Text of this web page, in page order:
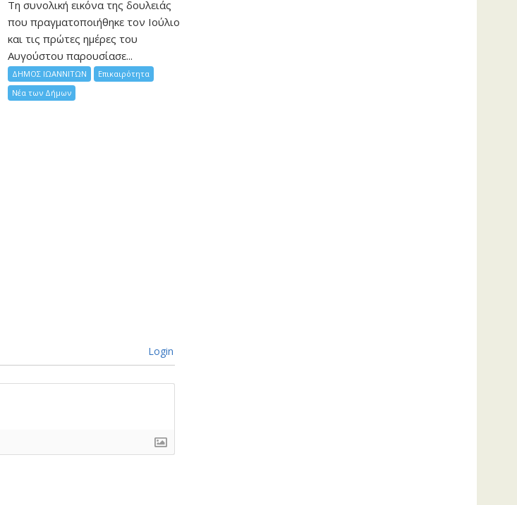
Τη συνολική εικόνα της δουλειάς
που πραγματοποιήθηκε τον Ιούλιο
και τις πρώτες ημέρες του
Αυγούστου παρουσίασε...
ΔΗΜΟΣ ΙΩΑΝΝΙΤΩΝ
Επικαιρότητα
Νέα των Δήμων
Login